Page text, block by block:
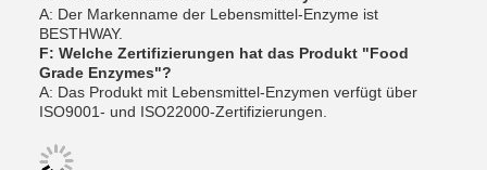
A: Der Markenname der Lebensmittel-Enzyme ist
BESTHWAY.
F: Welche Zertifizierungen hat das Produkt "Food
Grade Enzymes"?
A: Das Produkt mit Lebensmittel-Enzymen verfügt über
ISO9001- und ISO22000-Zertifizierungen.